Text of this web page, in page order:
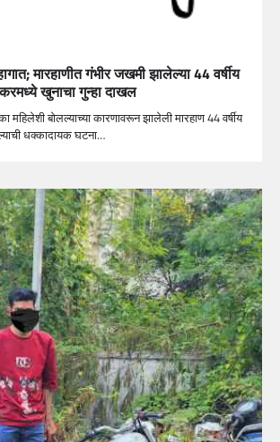
मारहाणीत गंभीर जखमी झालेल्या 44 वर्षीय
खुनाचा गुन्हा दाखल
महिलेशी बोलल्याच्या कारणावरून झालेली मारहाण 44 वर्षीय
धक्कादायक घटना…